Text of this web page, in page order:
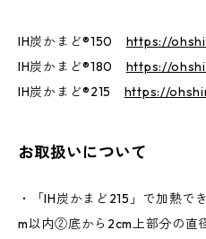
IH炭かまど®150 https://
IH炭かまど®180 https://
IH炭かまど®215 https://
お取扱いについて
・「IH炭かまど215」で加熱
m以内②底から2cm上部分の直